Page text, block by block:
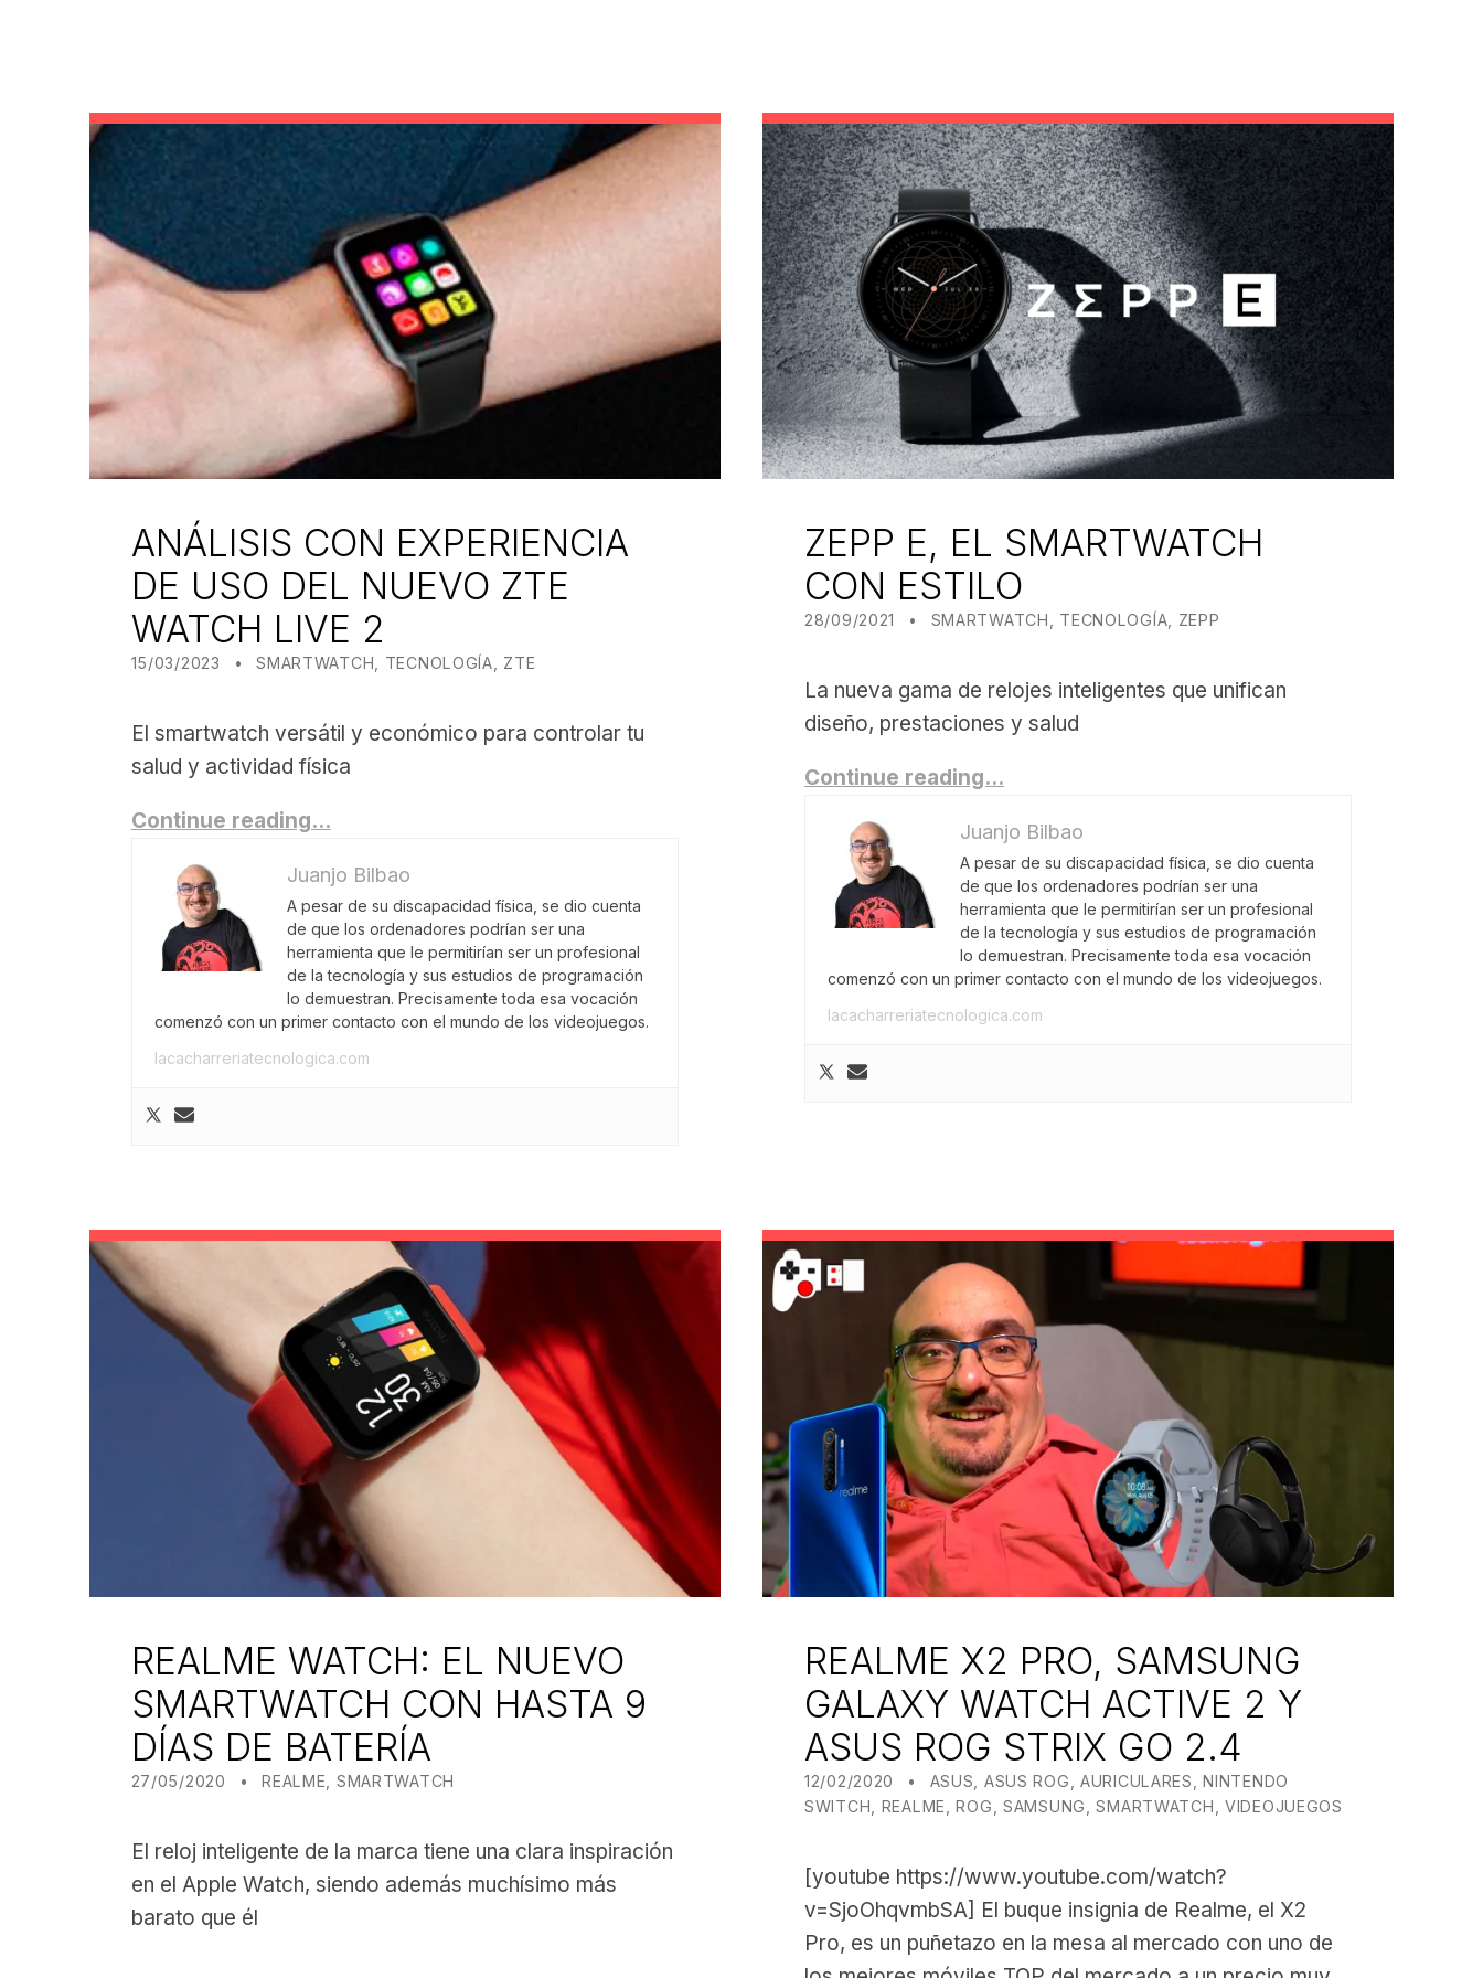
ANÁLISIS CON EXPERIENCIA
DE USO DEL NUEVO ZTE
WATCH LIVE 2
15/03/2023 WRITTEN BY:
JUANJO BILBAO
SMARTWATCH TECNOLOGÍA ZTE
El smartwatch versátil y económico para controlar tu
salud y actividad física
Continue reading…
Juanjo Bilbao
A pesar de su discapacidad física, se dio cuenta
de que los ordenadores podrían ser una
herramienta que le permitirían ser un profesional
de la tecnología y sus estudios de programación
lo demuestran. Precisamente toda esa vocación
comenzó con un primer contacto con el mundo de los videojuegos.
lacacharreriatecnologica.com
ZEPP E, EL SMARTWATCH
CON ESTILO
28/09/2021 WRITTEN BY:
JUANJO BILBAO
SMARTWATCH TECNOLOGÍA ZEPP
La nueva gama de relojes inteligentes que unifican
diseño, prestaciones y salud
Continue reading…
Juanjo Bilbao
A pesar de su discapacidad física, se dio cuenta
de que los ordenadores podrían ser una
herramienta que le permitirían ser un profesional
de la tecnología y sus estudios de programación
lo demuestran. Precisamente toda esa vocación
comenzó con un primer contacto con el mundo de los videojuegos.
lacacharreriatecnologica.com
REALME WATCH: EL NUEVO
SMARTWATCH CON HASTA 9
DÍAS DE BATERÍA
27/05/2020 WRITTEN BY:
JUANJO BILBAO
REALME SMARTWATCH
El reloj inteligente de la marca tiene una clara inspiración
en el Apple Watch, siendo además muchísimo más
barato que él
REALME X2 PRO, SAMSUNG
GALAXY WATCH ACTIVE 2 Y
ASUS ROG STRIX GO 2.4
12/02/2020 WRITTEN BY:
JUANJO BILBAO
ASUS ASUS ROG AURICULARES ,NINTENDO
SWITCH
REALME ,ROG ,SAMSUNG ,SMARTWATCH ,VIDEOJUEGOS
[youtube https://www.youtube.com/watch?
v=SjoOhqvmbSA] El buque insignia de Realme, el X2
Pro, es un puñetazo en la mesa al mercado con uno de